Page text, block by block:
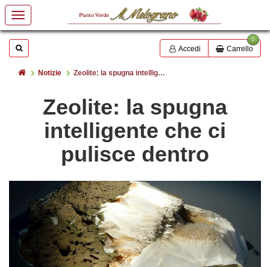
Cerca Accedi
0
Carrello
HomeNotizie Zeolite: la spugna intelligente che ci pulisce dentro
Zeolite: la spugna
intelligente che ci
pulisce dentro